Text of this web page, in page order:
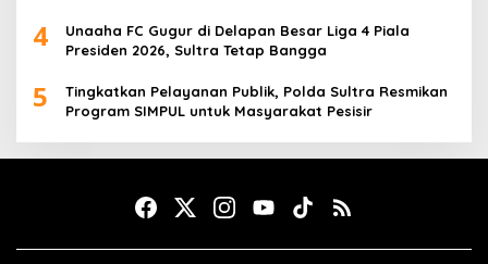
4
Unaaha FC Gugur di Delapan Besar Liga 4 Piala
Presiden 2026, Sultra Tetap Bangga
5
Tingkatkan Pelayanan Publik, Polda Sultra Resmikan
Program SIMPUL untuk Masyarakat Pesisir